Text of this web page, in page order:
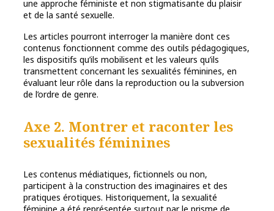
une approche féministe et non stigmatisante du plaisir
et de la santé sexuelle.
Les articles pourront interroger la manière dont ces
contenus fonctionnent comme des outils pédagogiques,
les dispositifs qu’ils mobilisent et les valeurs qu’ils
transmettent concernant les sexualités féminines, en
évaluant leur rôle dans la reproduction ou la subversion
de l’ordre de genre.
Axe 2. Montrer et raconter les
sexualités féminines
Les contenus médiatiques, fictionnels ou non,
participent à la construction des imaginaires et des
pratiques érotiques. Historiquement, la sexualité
féminine a été représentée surtout par le prisme de